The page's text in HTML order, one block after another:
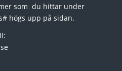
som du hittar under
högs upp på sidan.